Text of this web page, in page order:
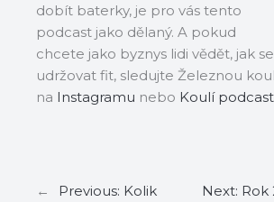
dobít baterky, je pro vás tento
podcast jako dělaný. A pokud
chcete jako byznys lidi vědět, jak se
udržovat fit, sledujte Železnou
na Instagramu nebo Koulí podcast
← Previous: Kolik
Next: Rok